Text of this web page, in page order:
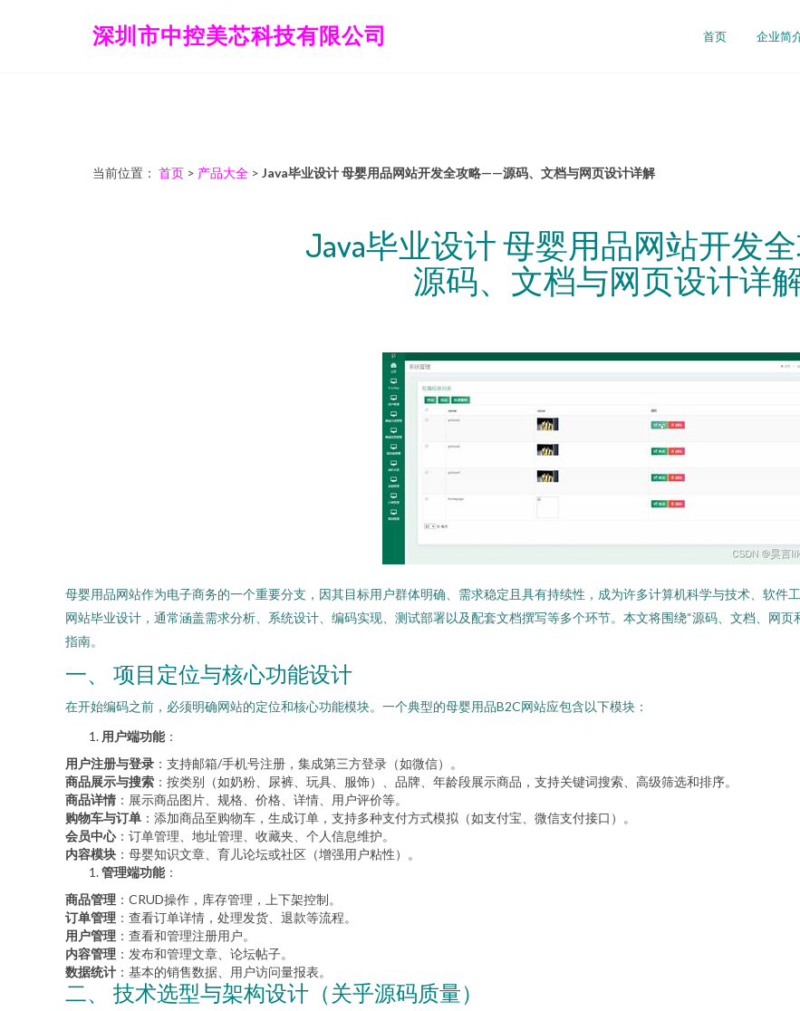
深圳市中控美芯科技有限公司 首页 企业简
当前位置： 首页 > 产品大全 > Java毕业设计 母婴用品网站开发全攻略——源码、文档与网页设计详解
Java毕业设计 母婴用品网站开发
源码、文档与网页设计详
母婴用品网站作为电子商务的一个重要分支，因其目标用户群体明确、需求稳定且具有持续性，成为许多计算机科学与技术、软件
网站毕业设计，通常涵盖需求分析、系统设计、编码实现、测试部署以及配套文档撰写等多个环节。本文将围绕“源码、文档、网
指南。
一、 项目定位与核心功能设计
在开始编码之前，必须明确网站的定位和核心功能模块。一个典型的母婴用品B2C网站应包含以下模块：
用户端功能：
用户注册与登录 ：支持邮箱/手机号注册，集成第三方登录（如微信）。
商品展示与搜索 ：按类别（如奶粉、尿裤、玩具、服饰）、品牌、年龄段展示商品，支持关键词搜索、高级筛选和排序。
商品详情 ：展示商品图片、规格、价格、详情、用户评价等。
购物车与订单 ：添加商品至购物车，生成订单，支持多种支付方式模拟（如支付宝、微信支付接口）。
会员中心：订单管理、地址管理、收藏夹、个人信息维护。
内容模块 ：母婴知识文章、育儿论坛或社区（增强用户粘性）。
管理端功能：
商品管理 ：CRUD操作，库存管理，上下架控制。
订单管理 ：查看订单详情，处理发货、退款等流程。
用户管理 ：查看和管理注册用户。
内容管理 ：发布和管理文章、论坛帖子。
数据统计 ：基本的销售数据、用户访问量报表。
二、 技术选型与架构设计（关乎源码质量）